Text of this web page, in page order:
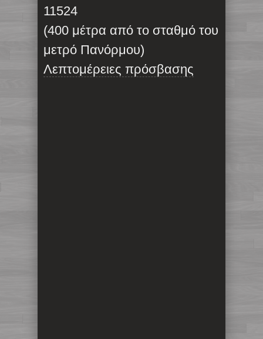
11524
(400 μέτρα από το σταθμό του
μετρό Πανόρμου)
Λεπτομέρειες πρόσβασης